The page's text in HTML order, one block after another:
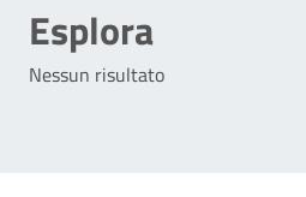
Esplora
Nessun risultato